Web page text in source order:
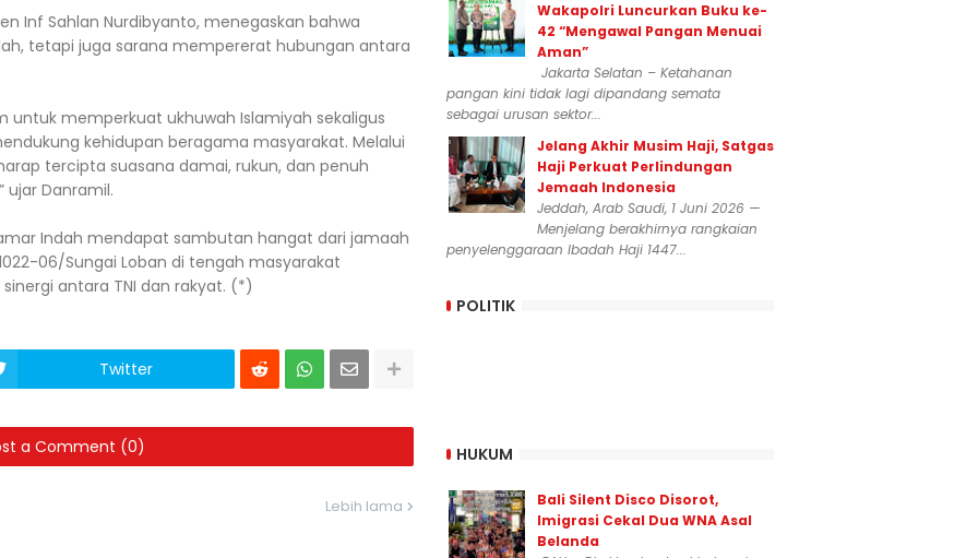
Inf Sahlan Nurdibyanto, menegaskan bahwa
tetapi juga sarana mempererat hubungan antara
untuk memperkuat ukhuwah Islamiyah sekaligus
kehidupan beragama masyarakat. Melalui
tercipta suasana damai, rukun, dan penuh
ujar Danramil.
Indah mendapat sambutan hangat dari jamaah
06/Sungai Loban di tengah masyarakat
antara TNI dan rakyat. (*)
Twitter
a Comment (0)
Lebih lama
Wakapolri Luncurkan Buku ke-
42 “Mengawal Pangan Menuai
Aman”
Jakarta Selatan – Ketahanan
pangan kini tidak lagi dipandang semata
sebagai urusan sektor...
Jelang Akhir Musim Haji, Satgas
Haji Perkuat Perlindungan
Jemaah Indonesia
Jeddah, Arab Saudi, 1 Juni 2026 —
Menjelang berakhirnya rangkaian
penyelenggaraan Ibadah Haji 1447...
POLITIK
HUKUM
Bali Silent Disco Disorot,
Imigrasi Cekal Dua WNA Asal
Belanda